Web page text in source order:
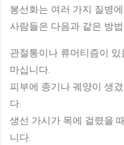
봉선화는 여러 가지 질병
사람들은 다음과 같은 방
관절통이나 류머티즘이
마십니다.
피부에 종기나 궤양이 생
다.
생선 가시가 목에 걸렸을
니다.